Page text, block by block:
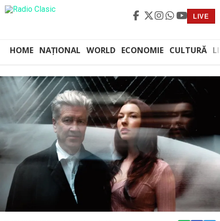
LIVE
HOME NAȚIONAL WORLD ECONOMIE CULTURĂ